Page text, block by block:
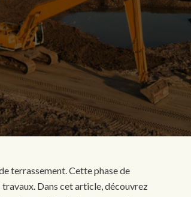
terrassement. Cette phase de
Dans cet article, découvrez